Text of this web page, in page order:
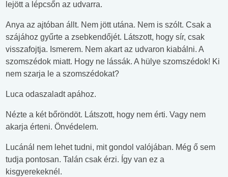
lejött a lépcsőn az udvarra.
Anya az ajtóban állt. Nem jött utána. Nem is szólt. Csak a
szájához gyűrte a zsebkendőjét. Látszott, hogy sír, csak
visszafojtja. Ismerem. Nem akart az udvaron kiabálni. A
szomszédok miatt. Hogy ne lássák. A hülye szomszédok! Ki
nem szarja le a szomszédokat?
Luca odaszaladt apához.
Nézte a két bőröndöt. Látszott, hogy nem érti. Vagy nem
akarja érteni. Önvédelem.
Lucánál nem lehet tudni, mit gondol valójában. Még ő sem
tudja pontosan. Talán csak érzi. Így van ez a
kisgyerekeknél.